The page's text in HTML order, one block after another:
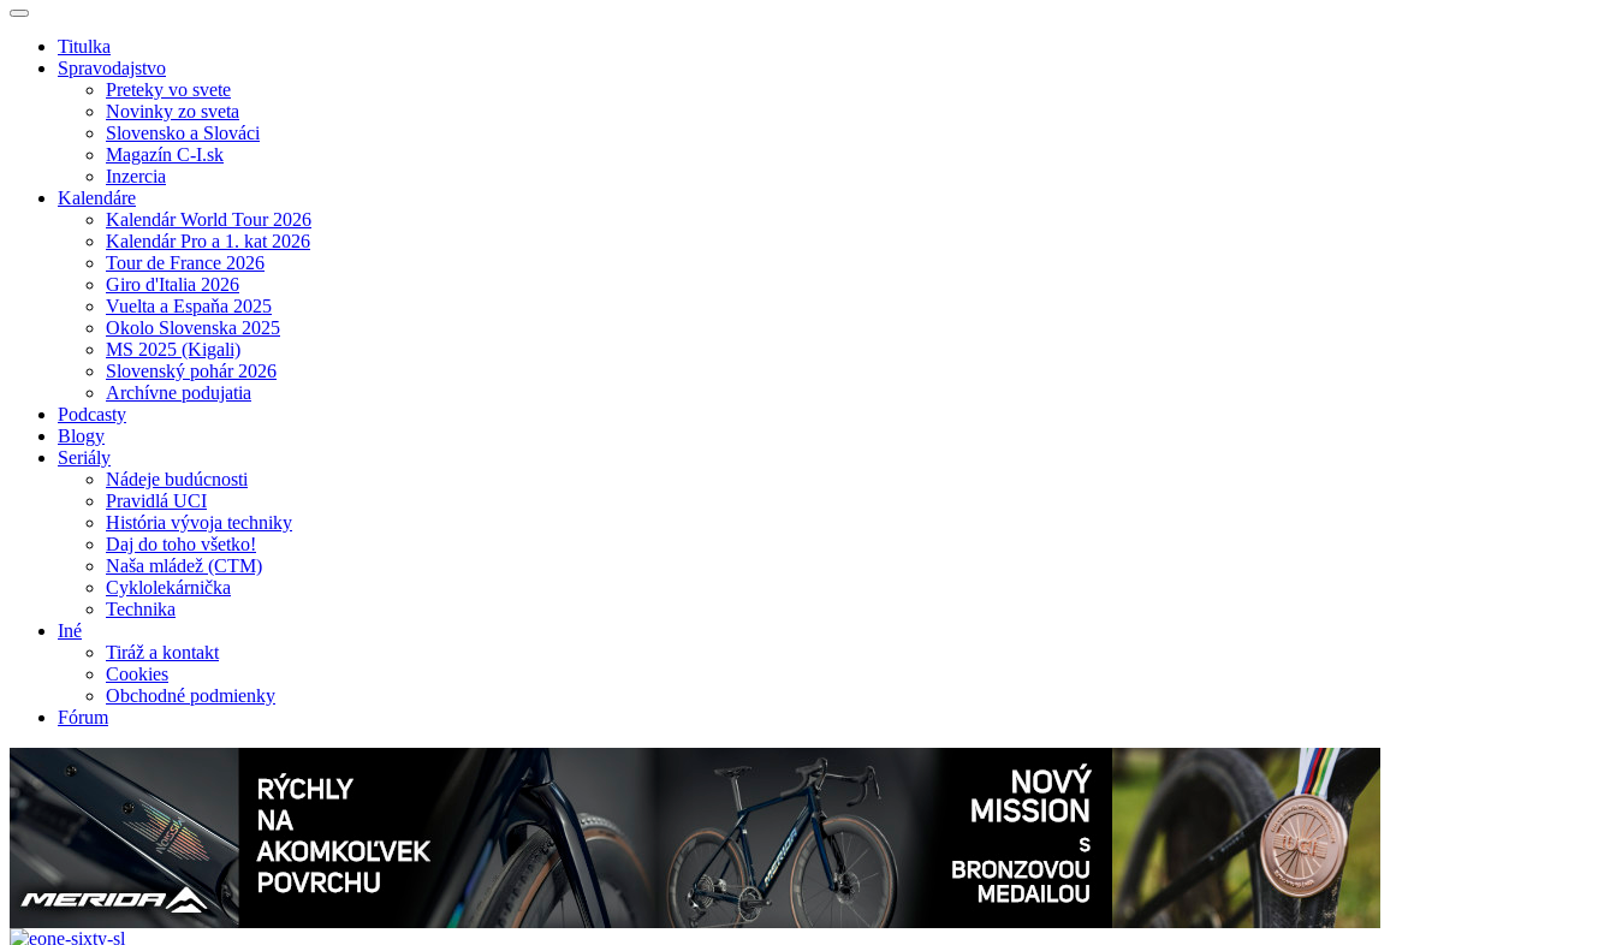
Titulka
Spravodajstvo
Preteky vo svete
Novinky zo sveta
Slovensko a Slováci
Magazín C-I.sk
Inzercia
Kalendáre
Kalendár World Tour 2026
Kalendár Pro a 1. kat 2026
Tour de France 2026
Giro d'Italia 2026
Vuelta a Espaňa 2025
Okolo Slovenska 2025
MS 2025 (Kigali)
Slovenský pohár 2026
Archívne podujatia
Podcasty
Blogy
Seriály
Nádeje budúcnosti
Pravidlá UCI
História vývoja techniky
Daj do toho všetko!
Naša mládež (CTM)
Cyklolekárnička
Technika
Iné
Tiráž a kontakt
Cookies
Obchodné podmienky
Fórum